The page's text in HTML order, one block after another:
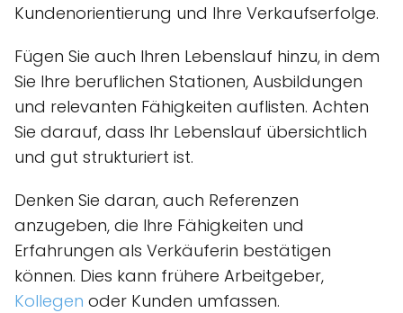
Kundenorientierung und Ihre Verkaufserfolge.
Fügen Sie auch Ihren Lebenslauf hinzu, in dem
Sie Ihre beruflichen Stationen, Ausbildungen
und relevanten Fähigkeiten auflisten. Achten
Sie darauf, dass Ihr Lebenslauf übersichtlich
und gut strukturiert ist.
Denken Sie daran, auch Referenzen
anzugeben, die Ihre Fähigkeiten und
Erfahrungen als Verkäuferin bestätigen
können. Dies kann frühere Arbeitgeber,
Kollegen oder Kunden umfassen.